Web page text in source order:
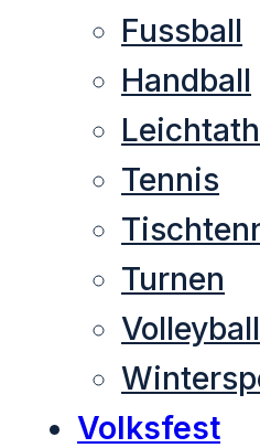
Fussball
Handball
Tennis
Turnen
Volleyball
Volksfest